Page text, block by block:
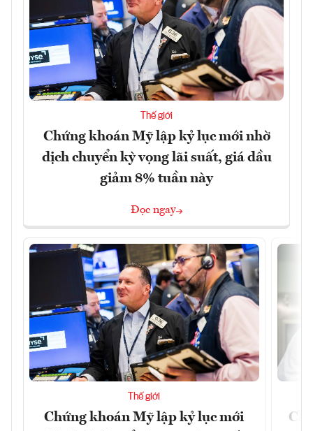
Thế giới
Chứng khoán Mỹ lập kỷ lục mới nhờ
dịch chuyển kỳ vọng lãi suất, giá dầu
giảm 8% tuần này
Đọc ngay
Thế giới
Chứng khoán Mỹ lập kỷ lục mới